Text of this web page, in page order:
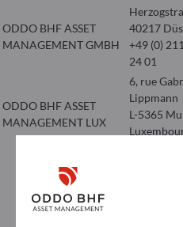
ODDO BHF ASSET
MANAGEMENT GMBH
40217
+49 (0)
24 01
ODDO BHF ASSET
MANAGEMENT LUX
6, rue
Lippmann
L-5365